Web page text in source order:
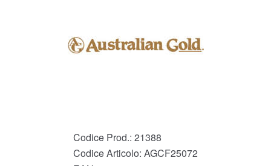
Codice Prod.: 21388
Codice Articolo: AGCF25072